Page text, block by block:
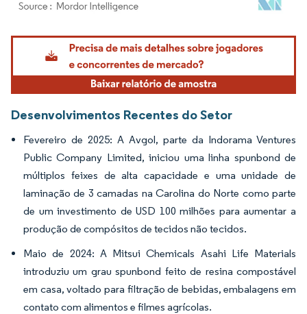
Imagem © Mordor Intelligence. O reuso requer atribuição conforme CC BY 4.0.
Desenvolvimentos Recentes do Setor
Fevereiro de 2025: A Avgol, parte da Indorama Ventures
Public Company Limited, iniciou uma linha spunbond de
múltiplos feixes de alta capacidade e uma unidade de
laminação de 3 camadas na Carolina do Norte como parte
de um investimento de USD 100 milhões para aumentar a
produção de compósitos de tecidos não tecidos.
Maio de 2024: A Mitsui Chemicals Asahi Life Materials
introduziu um grau spunbond feito de resina compostável
em casa, voltado para filtração de bebidas, embalagens em
contato com alimentos e filmes agrícolas.